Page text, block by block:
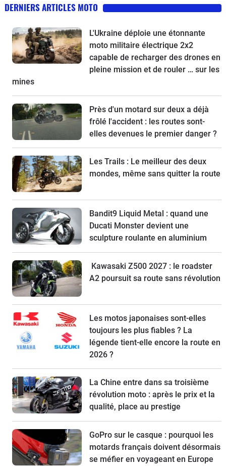
DERNIERS ARTICLES MOTO
L'Ukraine déploie une étonnante
moto militaire électrique 2x2
capable de recharger des drones en
pleine mission et de rouler … sur les
mines
Près d'un motard sur deux a déjà
frôlé l'accident : les routes sont-
elles devenues le premier danger ?
Les Trails : Le meilleur des deux
mondes, même sans quitter la route
Bandit9 Liquid Metal : quand une
Ducati Monster devient une
sculpture roulante en aluminium
Kawasaki Z500 2027 : le roadster
A2 poursuit sa route sans révolution
Les motos japonaises sont-elles
toujours les plus fiables ? La
légende tient-elle encore la route en
2026 ?
La Chine entre dans sa troisième
révolution moto : après le prix et la
qualité, place au prestige
GoPro sur le casque : pourquoi les
motards français doivent désormais
se méfier en voyageant en Europe